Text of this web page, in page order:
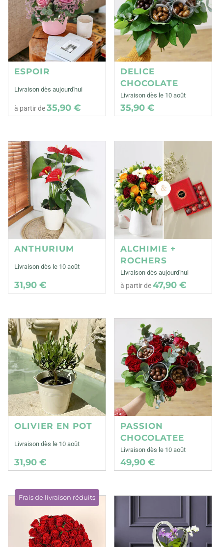
ESPOIR
Livraison dès aujourd'hui
à partir de35,90 €
DELICE
CHOCOLATE
Livraison dès le 10 août
35,90 €
ANTHURIUM
Livraison dès le 10 août
31,90 €
ALCHIMIE +
ROCHERS
Livraison dès aujourd'hui
à partir de47,90 €
OLIVIER EN POT
Livraison dès le 10 août
31,90 €
PASSION
CHOCOLATEE
Livraison dès le 10 août
49,90 €
Frais de livraison réduits